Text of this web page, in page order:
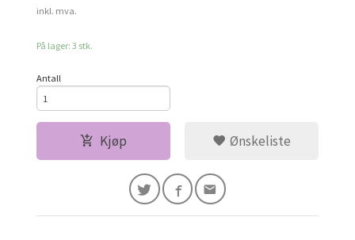
inkl. mva.
På lager: 3 stk.
Antall
Kjøp Ønskeliste